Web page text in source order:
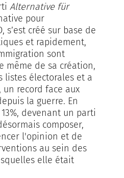
Alternative für
pour
s’est créé sur base de
et rapidement,
sont
même de sa création,
listes électorales et a
un record face aux
la guerre. En
devenant un parti
composer,
l'opinion et de
au sein des
elle était